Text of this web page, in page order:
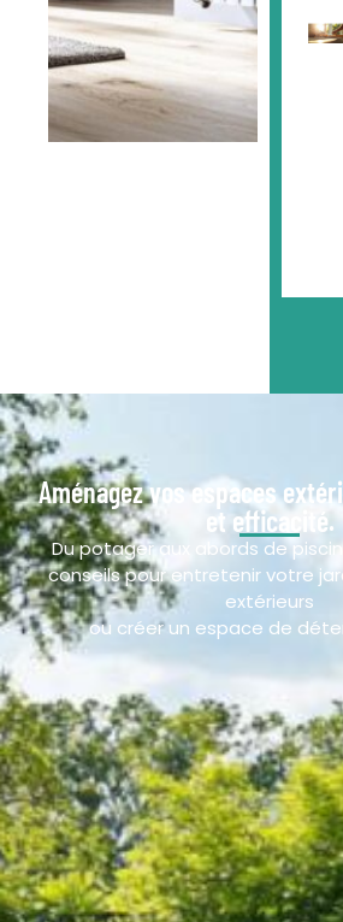
Aménagez vos espaces
et efficacité.
Du potager aux abords de
conseils pour entretenir votre
extérieurs
ou créer un espace de